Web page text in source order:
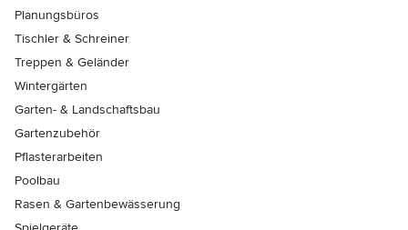
Planungsbüros
Tischler & Schreiner
Treppen & Geländer
Wintergärten
Garten- & Landschaftsbau
Gartenzubehör
Pflasterarbeiten
Poolbau
Rasen & Gartenbewässerung